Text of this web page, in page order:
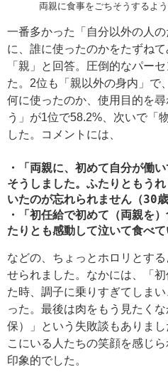
両親に食事をごちそうするよ
一番多かった「自分以外の人
に、誰に使ったのかをたずね
「親」と回答。圧倒的なパー
た。2位も「親以外の身内」で
何に使ったのか、使用目的を
う」が1位で58.2%、次いで「
した。コメントには、
・「両親に、初めて自分が働
そうしました。ふたりともう
いたのが忘れられません（30
・「初任給で初めて（両親を
たりとも感動して泣いて食べ
などの、ちょっとホロリとす
せられました。なかには、「
た時、調子に乗りすぎてしま
った。最後は肉をもう見たく
保）」という失敗談もありま
こにいる人たちの笑顔を感じ
印象的でした。